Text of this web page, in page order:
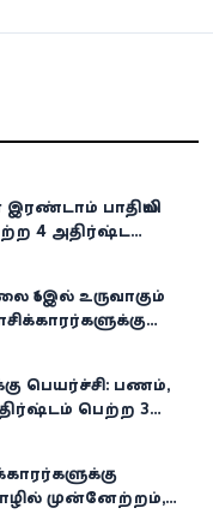
பாதியில்
4 அதிர்ஷ்ட
16இல் உருவாகும்
பெயர்ச்சி: பணம்,
பெற்ற 3
முன்னேற்றம்,